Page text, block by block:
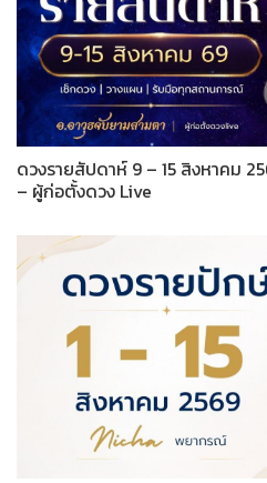
ดวงรายสัปดาห์ 9 – 15 สิงหาคม
– ผู้ก่อตั้งดวง Live